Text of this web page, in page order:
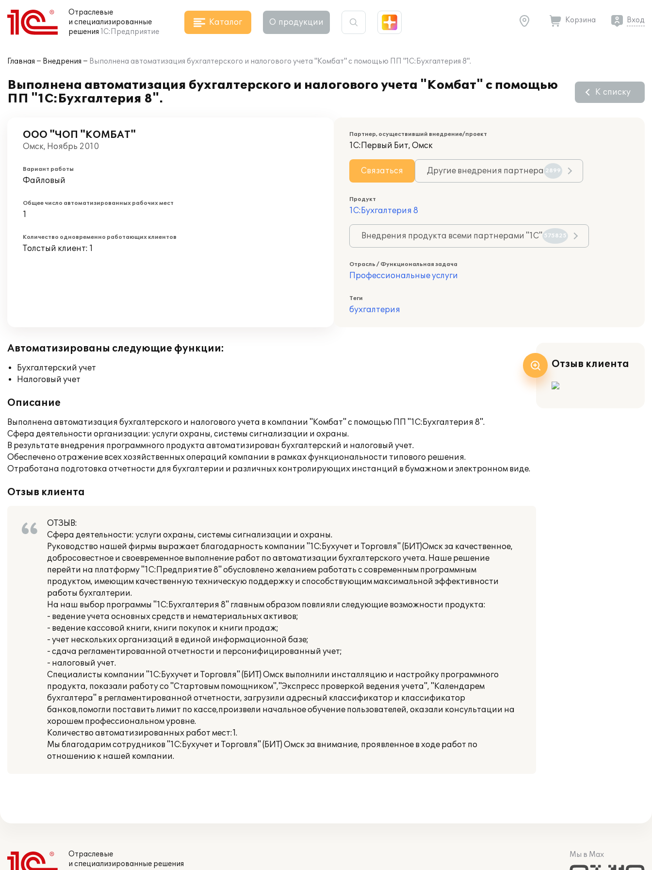
Отраслевые
и специализированные
решения 1С:Предприятие
Каталог О продукции Корзина Вход
Главная Внедрения Выполнена автоматизация бухгалтерского и налогового учета "Комбат" с помощью ПП "1С:Бухгалтерия 8".
Выполнена автоматизация бухгалтерского и налогового учета "Комбат" с помощью
ПП "1С:Бухгалтерия 8".
К списку
ООО "ЧОП "КОМБАТ"
Омск, Ноябрь 2010
Вариант работы
Файловый
Общее число автоматизированных рабочих мест
1
Количество одновременно работающих клиентов
Толстый клиент: 1
Партнер, осуществивший внедрение/проект
1С:Первый Бит, Омск
Связаться Другие внедрения партнера 2899
Продукт
1С:Бухгалтерия 8
Внедрения продукта всеми партнерами "1С" 575825
Отрасль / Функциональная задача
Профессиональные услуги
Теги
бухгалтерия
Автоматизированы следующие функции:
Бухгалтерский учет
Налоговый учет
Описание
Выполнена автоматизация бухгалтерского и налогового учета в компании "Комбат" с помощью ПП "1С:Бухгалтерия 8".
Сфера деятельности организации: услуги охраны, системы сигнализации и охраны.
В результате внедрения программного продукта автоматизирован бухгалтерский и налоговый учет.
Обеспечено отражение всех хозяйственных операций компании в рамках функциональности типового решения.
Отработана подготовка отчетности для бухгалтерии и различных контролирующих инстанций в бумажном и электронном виде.
Отзыв клиента
ОТЗЫВ:
Сфера деятельности: услуги охраны, системы сигнализации и охраны.
Руководство нашей фирмы выражает благодарность компании "1С:Бухучет и Торговля" (БИТ)Омск за качественное,
добросовестное и своевременное выполнение работ по автоматизации бухгалтерского учета. Наше решение
перейти на платформу "1С:Предприятие 8" обусловлено желанием работать с современным программным
продуктом, имеющим качественную техническую поддержку и способствующим максимальной эффективности
работы бухгалтерии.
На наш выбор программы "1С:Бухгалтерия 8" главным образом повлияли следующие возможности продукта:
- ведение учета основных средств и нематериальных активов;
- ведение кассовой книги, книги покупок и книги продаж;
- учет нескольких организаций в единой информационной базе;
- сдача регламентированной отчетности и персонифицированный учет;
- налоговый учет.
Специалисты компании "1С:Бухучет и Торговля" (БИТ) Омск выполнили инсталляцию и настройку программного
продукта, показали работу со "Стартовым помощником","Экспресс проверкой ведения учета", "Календарем
бухгалтера" в регламентированной отчетности, загрузили адресный классификатор и классификатор
банков,помогли поставить лимит по кассе,произвели начальное обучение пользователей, оказали консультации на
хорошем профессиональном уровне.
Количество автоматизированных работ мест:1.
Мы благодарим сотрудников "1С:Бухучет и Торговля" (БИТ) Омск за внимание, проявленное в ходе работ по
отношению к нашей компании.
Отзыв клиента
Отраслевые
и специализированные решения
Мы в Max